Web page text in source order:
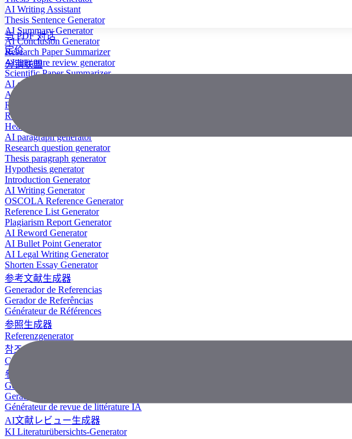
AI Writing Assistant
Thesis Sentence Generator
AI Summary Generator
AI Conclusion Generator
Research Paper Summarizer
AI literature review generator
Scientific Paper Summarizer
AI case study generator
AI Research Paper Generator
Research Title Generator
Reference Generator
Headline Generator
AI paragraph generator
Research question generator
Thesis paragraph generator
Hypothesis generator
Introduction Generator
AI Writing Generator
OSCOLA Reference Generator
Reference List Generator
Plagiarism Report Generator
AI Reword Generator
AI Bullet Point Generator
AI Legal Writing Generator
Shorten Essay Generator
参考文献生成器
Generador de Referencias
Gerador de Referências
Générateur de Références
参照生成器
Referenzgenerator
참조 생성기
Công Cụ Tạo Tài Liệu Tham Khảo
參考文獻生成器
Generador de revisión literaria con IA
Gerador de Revisão de Literatura em IA
Générateur de revue de littérature IA
AI文献レビュー生成器
KI Literaturübersichts-Generator
与 PDF 对话
定价
分销联盟